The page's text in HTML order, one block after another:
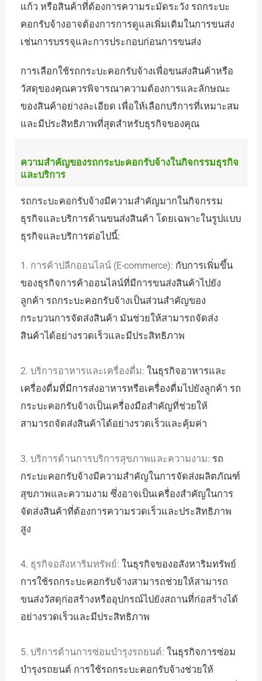
แก้ว หรือสินค้าที่ต้องการความระมัดระวัง รถกระบะ
คอกรับจ้างอาจต้องการการดูแลเพิ่มเติมในการขนส่ง
เช่นการบรรจุและการประกอบก่อนการขนส่ง
การเลือกใช้รถกระบะคอกรับจ้างเพื่อขนส่งสินค้าหรือ
วัสดุของคุณควรพิจารณาความต้องการและลักษณะ
ของสินค้าอย่างละเอียด เพื่อให้เลือกบริการที่เหมาะสม
และมีประสิทธิภาพที่สุดสำหรับธุรกิจของคุณ
ความสำคัญของรถกระบะคอกรับจ้างในกิจกรรมธุรกิจ
และบริการ
รถกระบะคอกรับจ้างมีความสำคัญมากในกิจกรรม
ธุรกิจและบริการด้านขนส่งสินค้า โดยเฉพาะในรูปแบบ
ธุรกิจและบริการต่อไปนี้:
1. การค้าปลีกออนไลน์ (E-commerce): กับการเพิ่มขึ้น
ของธุรกิจการค้าออนไลน์ที่มีการขนส่งสินค้าไปยัง
ลูกค้า รถกระบะคอกรับจ้างเป็นส่วนสำคัญของ
กระบวนการจัดส่งสินค้า มันช่วยให้สามารถจัดส่ง
สินค้าได้อย่างรวดเร็วและมีประสิทธิภาพ
2. บริการอาหารและเครื่องดื่ม:ในธุรกิจอาหารและ
เครื่องดื่มที่มีการส่งอาหารหรือเครื่องดื่มไปยังลูกค้า รถ
กระบะคอกรับจ้างเป็นเครื่องมือสำคัญที่ช่วยให้
สามารถจัดส่งสินค้าได้อย่างรวดเร็วและคุ้มค่า
3. บริการด้านการบริการสุขภาพและความงาม: รถ
กระบะคอกรับจ้างมีความสำคัญในการจัดส่งผลิตภัณฑ์
สุขภาพและความงาม ซึ่งอาจเป็นเครื่องสำคัญในการ
จัดส่งสินค้าที่ต้องการความรวดเร็วและประสิทธิภาพ
สูง
4. ธุรกิจอสังหาริมทรัพย์:ในธุรกิจของอสังหาริมทรัพย์
การใช้รถกระบะคอกรับจ้างสามารถช่วยให้สามารถ
ขนส่งวัสดุก่อสร้างหรืออุปกรณ์ไปยังสถานที่ก่อสร้างได้
อย่างรวดเร็วและมีประสิทธิภาพ
5. บริการด้านการซ่อมบำรุงรถยนต์:ในธุรกิจการซ่อม
บำรุงรถยนต์ การใช้รถกระบะคอกรับจ้างช่วยให้